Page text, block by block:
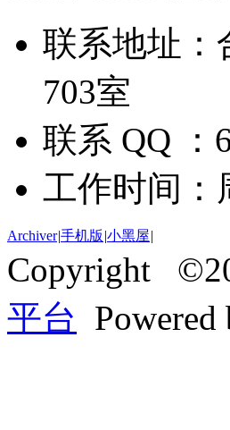
联系地址：
703室
联系 QQ
工作时间：
Archiver|手机版 |小黑屋|
Copyright
平台